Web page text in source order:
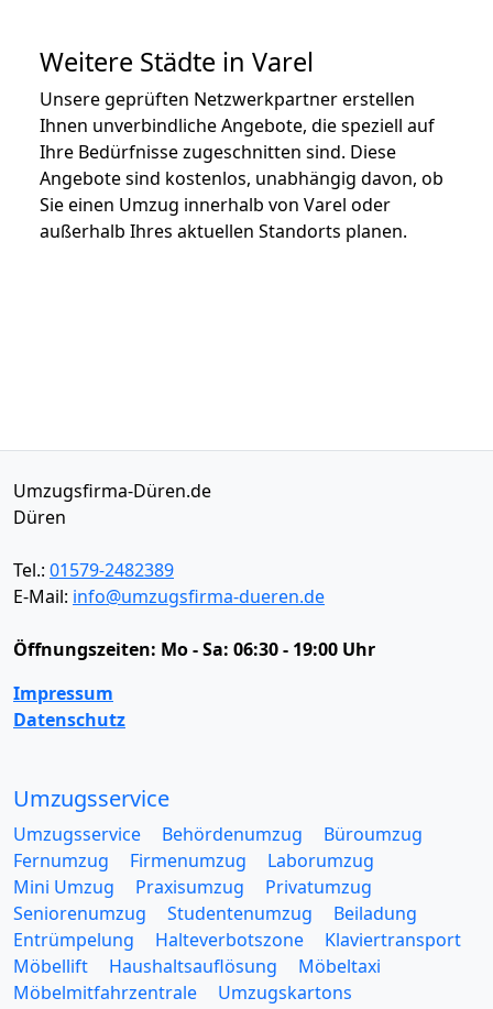
Weitere Städte in Varel
Unsere geprüften Netzwerkpartner erstellen
Ihnen unverbindliche Angebote, die speziell auf
Ihre Bedürfnisse zugeschnitten sind. Diese
Angebote sind kostenlos, unabhängig davon, ob
Sie einen Umzug innerhalb von Varel oder
außerhalb Ihres aktuellen Standorts planen.
Umzugsfirma-Düren.de
Düren
Tel.: 01579-2482389
E-Mail: info@umzugsfirma-dueren.de
Öffnungszeiten: Mo - Sa: 06:30 - 19:00 Uhr
Impressum
Datenschutz
Umzugsservice
Umzugsservice Behördenumzug
Büroumzug
Fernumzug
Firmenumzug
Laborumzug
Mini Umzug
Praxisumzug
Privatumzug
Seniorenumzug
Studentenumzug
Beiladung
Entrümpelung
Halteverbotszone
Klaviertransport
Möbellift
Haushaltsauflösung
Möbeltaxi
Möbelmitfahrzentrale
Umzugskartons